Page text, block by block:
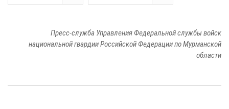
Пресс-служба Управления Федеральной службы войск
национальной гвардии Российской Федерации по Мурманской
области